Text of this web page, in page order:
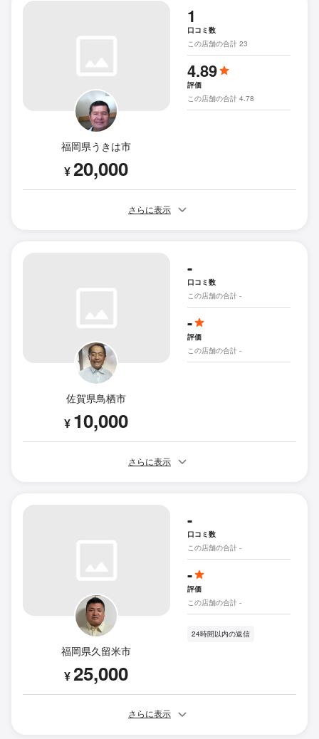
福岡県うきは市
¥20,000
1
口コミ数
この店舗の合計 23
4.89
評価
この店舗の合計 4.78
さらに表示
佐賀県鳥栖市
¥ 10,000
-
口コミ数
この店舗の合計 -
-
評価
この店舗の合計 -
さらに表示
福岡県久留米市
¥25,000
-
口コミ数
この店舗の合計 -
-
評価
この店舗の合計 -
24時間以内の返信
さらに表示